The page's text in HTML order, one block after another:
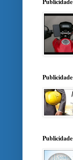
Publicidade
Publicidade
Publicidade